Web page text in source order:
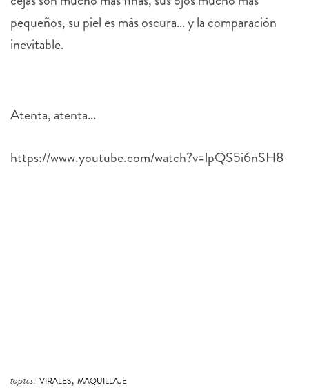
pequeños, su piel es más oscura… y la comparación
inevitable.
Atenta, atenta…
https://www.youtube.com/watch?v=lpQS5i6nSH8
topics: VIRALES, MAQUILLAJE